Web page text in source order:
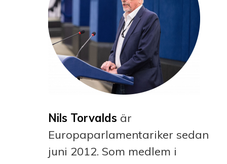
Nils Torvalds är
Europaparlamentariker sedan
juni 2012. Som medlem i